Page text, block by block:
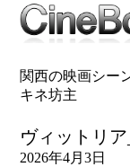
関西の映画シー
キネ坊主
ヴィットリア
2026年4月3日